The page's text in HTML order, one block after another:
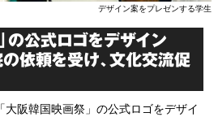
デザイン案をプレゼンする学生
の公式ロゴをデザイン
依頼を受け、文化交流促
阪韓国映画祭」の公式ロゴをデザイ